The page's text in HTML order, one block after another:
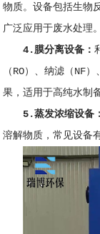
物质。设备包括生物
广泛应用于废水处理。
4.膜分离设备：
（RO）、纳滤（NF
果，适用于高纯水制备
5.蒸发浓缩设备
溶解物质，常见设备